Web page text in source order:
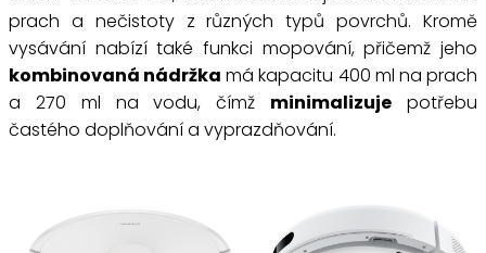
prach a nečistoty z různých typů povrchů. Kromě
vysávání nabízí také funkci mopování, přičemž jeho
kombinovaná nádržka má kapacitu 400 ml na prach
a 270 ml na vodu, čímž minimalizuje potřebu
častého doplňování a vyprazdňování.